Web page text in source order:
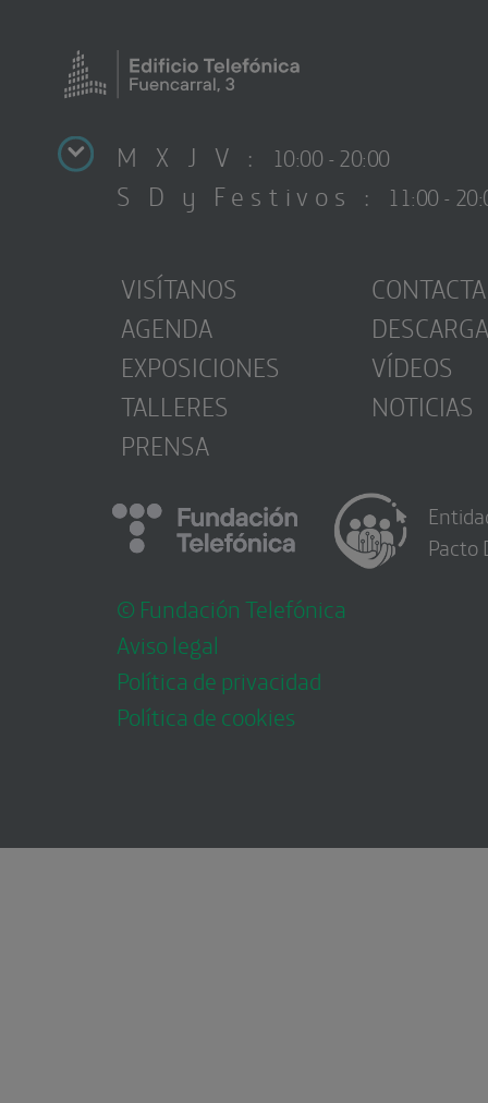
M X J V : 10:00 - 20:00
S D y Festivos : 11:00 -
VISÍTANOS
AGENDA
EXPOSICIONES
TALLERES
PRENSA
CONTACTA
VÍDEOS
NOTICIAS
© Fundación Telefónica
Aviso legal
Política de privacidad
Política de cookies
Pacto